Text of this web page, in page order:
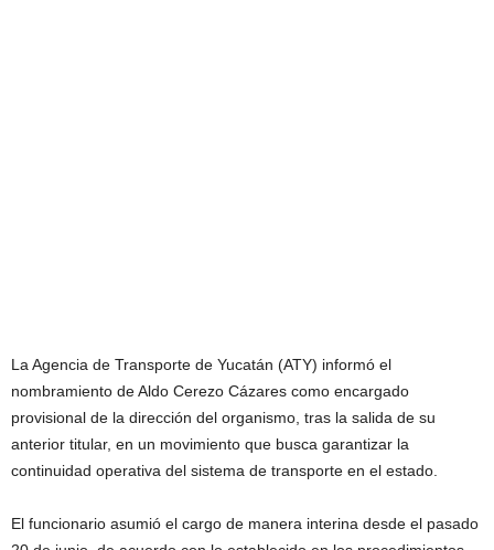
La Agencia de Transporte de Yucatán (ATY) informó el
nombramiento de Aldo Cerezo Cázares como encargado
provisional de la dirección del organismo, tras la salida de su
anterior titular, en un movimiento que busca garantizar la
continuidad operativa del sistema de transporte en el estado.
El funcionario asumió el cargo de manera interina desde el pasado